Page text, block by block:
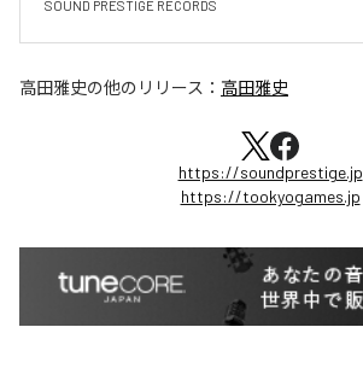
SOUND PRESTIGE RECORDS
高田雅史の他のリリース： 高田雅史
https://soundprestige.jp
https://tookyogames.jp